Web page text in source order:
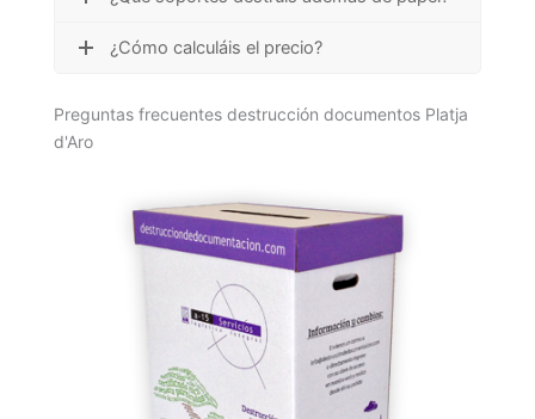
¿Cómo calculáis el precio?
Preguntas frecuentes destrucción documentos Platja
d'Aro